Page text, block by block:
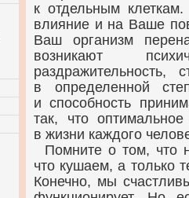
к отдельным
влияние и на Ваше
Ваш организм
возникают
в определенной
и способность
так, что
в жизни каждого
Помните о том, что
что кушаем, а только
Конечно, мы